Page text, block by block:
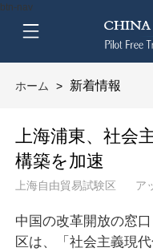
btn-nav
ホーム > 新着情報
上海浦東、社会
構築を加速
上海自由貿易試験区 ア
中国の改革開放の窓
区は、「社会主義現